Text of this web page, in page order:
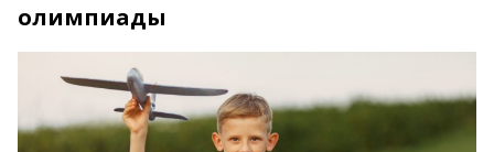
олимпиады